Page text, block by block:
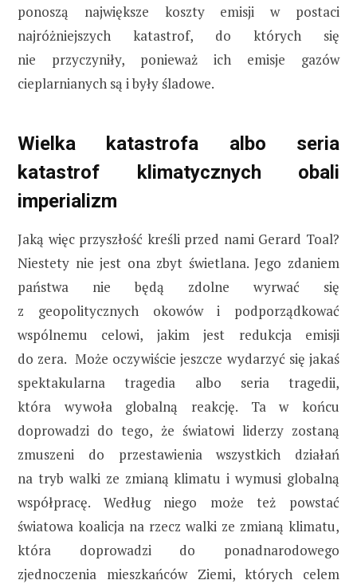
ponoszą największe koszty emisji w postaci
najróżniejszych katastrof, do których się
nie przyczyniły, ponieważ ich emisje gazów
cieplarnianych są i były śladowe.
Wielka katastrofa albo seria
katastrof klimatycznych obali
imperializm
Jaką więc przyszłość kreśli przed nami Gerard Toal?
Niestety nie jest ona zbyt świetlana. Jego zdaniem
państwa nie będą zdolne wyrwać się
z geopolitycznych okowów i podporządkować
wspólnemu celowi, jakim jest redukcja emisji
do zera. Może oczywiście jeszcze wydarzyć się jakaś
spektakularna tragedia albo seria tragedii,
która wywoła globalną reakcję. Ta w końcu
doprowadzi do tego, że światowi liderzy zostaną
zmuszeni do przestawienia wszystkich działań
na tryb walki ze zmianą klimatu i wymusi globalną
współpracę. Według niego może też powstać
światowa koalicja na rzecz walki ze zmianą klimatu,
która doprowadzi do ponadnarodowego
zjednoczenia mieszkańców Ziemi, których celem